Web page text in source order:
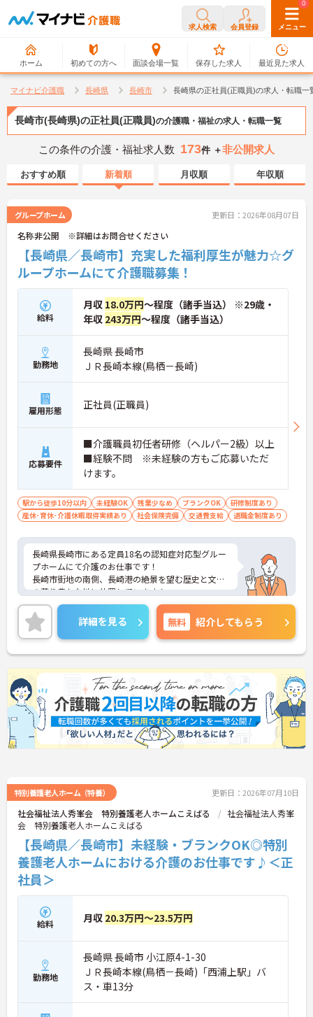
求人検索 会員登録 メニュー
ホーム 初めての方へ 面談会場一覧
0
保存した求人
0
最近見た求人
マイナビ介護職 長崎県 長崎市 長崎県の正社員(正職員)の求人・転職一
長崎市(長崎県)の正社員(正職員)の介護職・福祉の求人・転職一覧
この条件の介護・福祉求人数 173件 ＋非公開求人
おすすめ順 新着順 月収順 年収順
グループホーム 更新日：2026年08月07日
名称非公開 ※詳細はお問合せください
【長崎県／長崎市】充実した福利厚生が魅力☆グ
ループホームにて介護職募集！
給料
月収 18.0万円～程度（諸手当込） ※29歳・
年収 243万円～程度（諸手当込）
勤務地
長崎県 長崎市
ＪＲ長崎本線(鳥栖－長崎)
雇用形態 正社員(正職員)
応募要件
■介護職員初任者研修（ヘルパー2級）以上
■経験不問 ※未経験の方もご応募いただ
けます。
駅から徒歩10分以内 未経験OK 残業少なめ ブランクOK
研修制度あり
産休･育休･介護休暇取得実績あり
社会保険完備 交通費支給 退職金制度あり
長崎県長崎市にある定員18名の認知症対応型グルー
プホームにて介護のお仕事です！
長崎市街地の南側、長崎港の絶景を望む歴史と文化
の薫り豊かな地に位置しています！
社会保険完備はもちろん、福利厚生補助制度や保養
施設など充実した福利厚生をご用意♪
三菱電機グループならではの働きやすい環境が整っ
ています◎
また、勤務時間や勤務日はご希望を考慮！家事や育
児とも両立させやすく、家庭をお持ちの方も無理な
く働けます☆
ご興味がある方は是非一度マイナビまでお問合せく
ださい！！
詳細を見る 無料 紹介してもらう
特別養護老人ホーム（特養） 更新日：2026年07月10日
社会福祉法人秀峯会 特別養護老人ホームこえばる
社会福祉法人秀峯
会 特別養護老人ホームこえばる
【長崎県／長崎市】未経験・ブランクOK◎特別
養護老人ホームにおける介護のお仕事です♪＜正
社員＞
給料 月収 20.3万円～23.5万円
勤務地
長崎県 長崎市 小江原4-1-30
ＪＲ長崎本線(鳥栖－長崎)「西浦上駅」バ
ス・車13分